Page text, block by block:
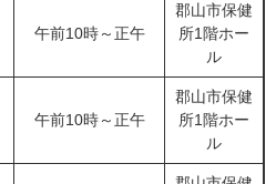
午前10時～正午
郡山市保健
所1階ホー
ル
午前10時～正午
郡山市保健
所1階ホー
ル